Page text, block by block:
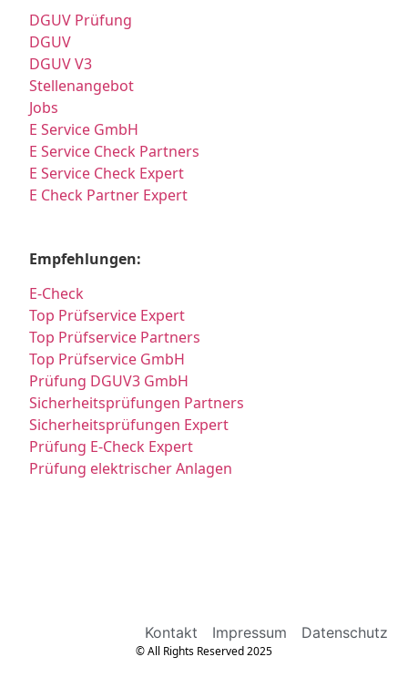
DGUV Prüfung
DGUV
DGUV V3
Stellenangebot
Jobs
E Service GmbH
E Service Check Partners
E Service Check Expert
E Check Partner Expert
Empfehlungen:
E-Check
Top Prüfservice Expert
Top Prüfservice Partners
Top Prüfservice GmbH
Prüfung DGUV3 GmbH
Sicherheitsprüfungen Partners
Sicherheitsprüfungen Expert
Prüfung E-Check Expert
Prüfung elektrischer Anlagen
Kontakt Impressum Datenschutz
© All Rights Reserved 2025